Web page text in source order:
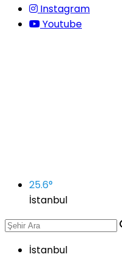
Instagram
Youtube
25.6°
İstanbul
İstanbul